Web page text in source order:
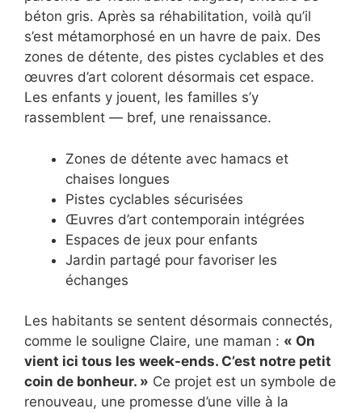
béton gris. Après sa réhabilitation, voilà qu’il
s’est métamorphosé en un havre de paix. Des
zones de détente, des pistes cyclables et des
œuvres d’art colorent désormais cet espace.
Les enfants y jouent, les familles s’y
rassemblent — bref, une renaissance.
Zones de détente avec hamacs et
chaises longues
Pistes cyclables sécurisées
Œuvres d’art contemporain intégrées
Espaces de jeux pour enfants
Jardin partagé pour favoriser les
échanges
Les habitants se sentent désormais connectés,
comme le souligne Claire, une maman : « On
vient ici tous les week-ends. C’est notre petit
coin de bonheur. » Ce projet est un symbole de
renouveau, une promesse d’une ville à la